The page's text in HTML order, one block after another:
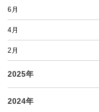
6月
4月
2月
2025年
2024年